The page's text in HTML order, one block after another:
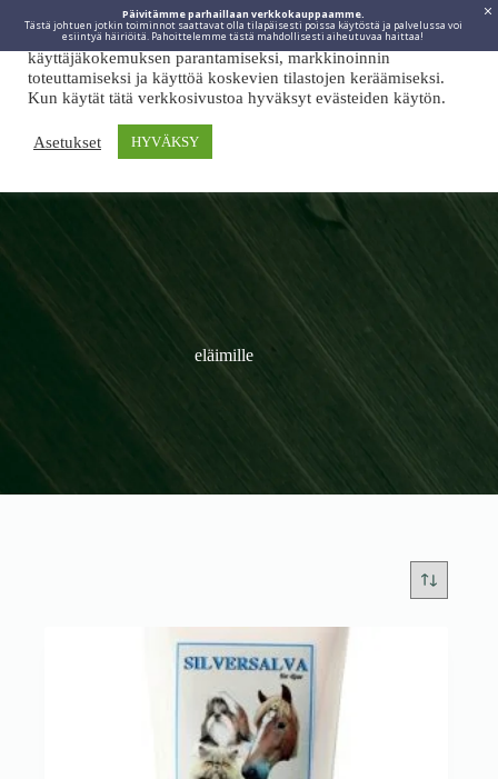
Päivitämme parhaillaan verkkokauppaamme.
Tästä johtuen jotkin toiminnot saattavat olla tilapäisesti poissa käytöstä ja palvelussa voi
esiintyä häiriöitä. Pahoittelemme tästä mahdollisesti aiheutuvaa haittaa!
eläimille
Viidakkotohtori.fi käyttää internetpalveluissaan evästeitä
käyttäjäkokemuksen parantamiseksi, markkinoinnin
toteuttamiseksi ja käyttöä koskevien tilastojen keräämiseksi.
Kun käytät tätä verkkosivustoa hyväksyt evästeiden käytön.
Asetukset HYVÄKSY